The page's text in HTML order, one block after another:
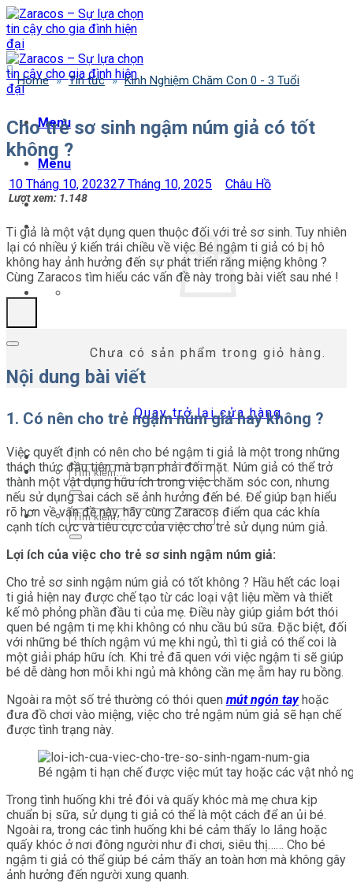
Bỏ
qua
nội
dung
Menu
Menu
Chưa có sản phẩm trong giỏ hàng.
Quay trở lại cửa hàng
Tìm
kiếm:
Tìm
kiếm:
Home » Tin tức » Kinh Nghiệm Chăm Con 0 - 3 Tuổi
Cho trẻ sơ sinh ngậm núm giả có tốt
không ?
10 Tháng 10, 202327 Tháng 10, 2025 Châu Hồ
Lượt xem: 1.148
Ti giả là một vật dụng quen thuộc đối với trẻ sơ sinh. Tuy nhiên
lại có nhiều ý kiến trái chiều về việc Bé ngậm ti giả có bị hô
không hay ảnh hưởng đến sự phát triển răng miệng không ?
Cùng Zaracos tìm hiểu các vấn đề này trong bài viết sau nhé !
Nội dung bài viết
1. Có nên cho trẻ ngậm núm giả hay không ?
Việc quyết định có nên cho bé ngậm ti giả là một trong những
thách thức đầu tiên mà bạn phải đối mặt. Núm giả có thể trở
thành một vật dụng hữu ích trong việc chăm sóc con, nhưng
nếu sử dụng sai cách sẽ ảnh hưởng đến bé. Để giúp bạn hiểu
rõ hơn về vấn đề này, hãy cùng Zaracos điểm qua các khía
cạnh tích cực và tiêu cực của việc cho trẻ sử dụng núm giả.
Lợi ích của việc cho trẻ sơ sinh ngậm núm giả:
Cho trẻ sơ sinh ngậm núm giả có tốt không ? Hầu hết các loại
ti giả hiện nay được chế tạo từ các loại vật liệu mềm và thiết
kế mô phỏng phần đầu ti của mẹ. Điều này giúp giảm bớt thói
quen bé ngậm ti mẹ khi không có nhu cầu bú sữa. Đặc biệt, đối
với những bé thích ngậm vú mẹ khi ngủ, thì ti giả có thể coi là
một giải pháp hữu ích. Khi trẻ đã quen với việc ngậm ti sẽ giúp
bé dễ dàng hơn mỗi khi ngủ mà không cần mẹ ẵm hay ru bồng.
Ngoài ra một số trẻ thường có thói quen mút ngón tayhoặc
đưa đồ chơi vào miệng, việc cho trẻ ngậm núm giả sẽ hạn chế
được tình trạng này.
Bé ngậm ti hạn chế được việc mút tay hoặc các vật nhỏ
Trong tình huống khi trẻ đói và quấy khóc mà mẹ chưa kịp
chuẩn bị sữa, sử dụng ti giả có thể là một cách để an ủi bé.
Ngoài ra, trong các tình huống khi bé cảm thấy lo lắng hoặc
quấy khóc ở nơi đông người như đi chơi, siêu thị…… Cho bé
ngậm ti giả có thể giúp bé cảm thấy an toàn hơn mà không gây
ảnh hưởng đến người xung quanh.